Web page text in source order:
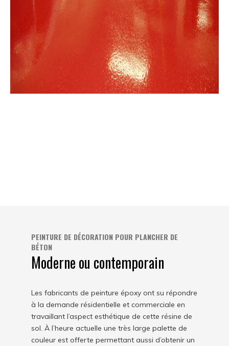
PEINTURE DE DÉCORATION POUR PLANCHER DE
BÉTON
Moderne ou contemporain
Les fabricants de peinture époxy ont su répondre
à la demande résidentielle et commerciale en
travaillant l’aspect esthétique de cette résine de
sol. À l’heure actuelle une très large palette de
couleur est offerte permettant aussi d’obtenir un